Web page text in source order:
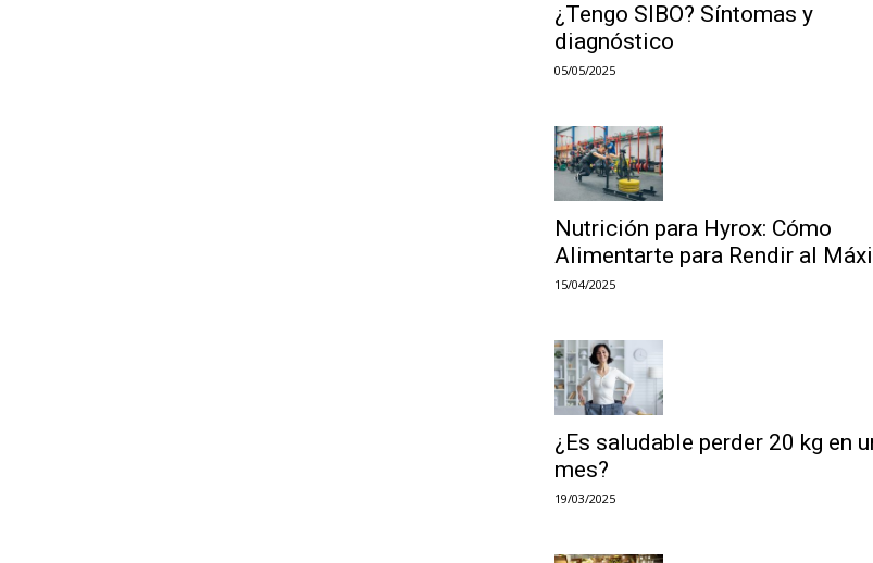
¿Tengo SIBO? Síntomas y
diagnóstico
05/05/2025
Nutrición para Hyrox: Cómo
Alimentarte para Rendir al
15/04/2025
¿Es saludable perder 20 kg en
mes?
19/03/2025